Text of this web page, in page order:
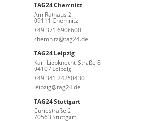
TAG24 Chemnitz
Am Rathaus 2
09111 Chemnitz
+49 371 6906600
chemnitz@tag24.de
TAG24 Leipzig
Karl-Liebknecht-Straße 8
04107 Leipzig
+49 341 24250430
leipzig@tag24.de
TAG24 Stuttgart
Curiestraße 2
70563 Stuttgart